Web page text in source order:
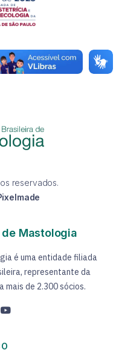
reservados.
Mastologia
é uma entidade filiada
representante da
de 2.300 sócios.